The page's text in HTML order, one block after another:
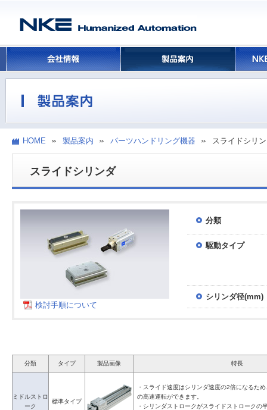
HOME 製品案内 パーツハンドリング機器 スライドシリ
スライドシリンダ
検討手順について
分類
駆動タイプ
シリンダ径(mm)
分類 タイプ 製品画像 特長
ミドルストロ
ーク
標準タイプ
・スライド速度はシリンダ速度の2倍になるた
の高速運転ができます。
・シリンダストロークがスライドストロークの